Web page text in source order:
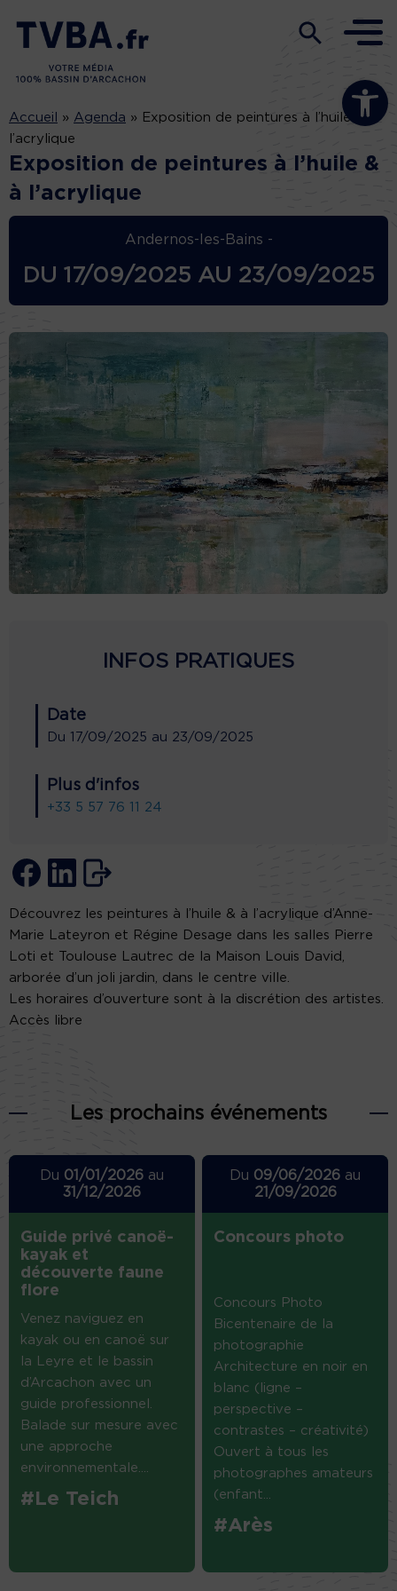
Ouvrir la
Accueil » Agenda » Exposition de peintures à l’huile & à
l’acrylique
Exposition de peintures à l’huile &
à l’acrylique
Andernos-les-Bains -
DU 17/09/2025 AU 23/09/2025
INFOS PRATIQUES
Date
Du 17/09/2025 au 23/09/2025
Plus d'infos
+33 5 57 76 11 24
Découvrez les peintures à l’huile & à l’acrylique d’Anne-
Marie Lateyron et Régine Desage dans les salles Pierre
Loti et Toulouse Lautrec de la Maison Louis David,
arborée d’un joli jardin, dans le centre ville.
Les horaires d’ouverture sont à la discrétion des artistes.
Accès libre
Les prochains événements
Du 01/01/2026au
31/12/2026
Guide privé canoë-
kayak et
découverte faune
flore
Venez naviguez en
kayak ou en canoë sur
la Leyre et le bassin
d’Arcachon avec un
guide professionnel.
Balade sur mesure avec
une approche
environnementale....
#Le Teich
Du 09/06/2026 au
21/09/2026
Concours photo
Concours Photo
Bicentenaire de la
photographie
Architecture en noir en
blanc (ligne –
perspective –
contrastes – créativité)
Ouvert à tous les
photographes amateurs
(enfant...
#Arès